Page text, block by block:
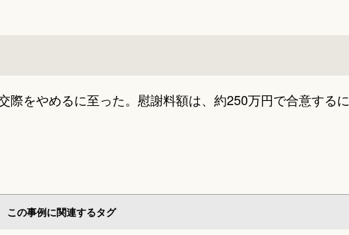
際をやめるに至った。慰謝料額は、約250万円で合意するに
この事例に関連するタグ